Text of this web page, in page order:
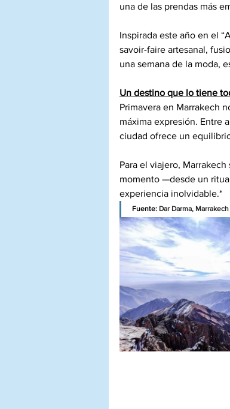
una de las prendas más
Inspirada este año en el
savoir-faire artesanal,
una semana de la moda,
Un destino que lo tiene
Primavera en Marrakech
máxima expresión. Entre
ciudad ofrece un
Para el viajero,
momento —desde un
experiencia inolvidable.*
Fuente: Dar Darma, Marrakech